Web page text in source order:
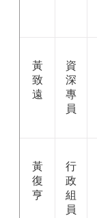
黃
致
遠
資
深
專
員
黃
復
亨
行
政
組
員